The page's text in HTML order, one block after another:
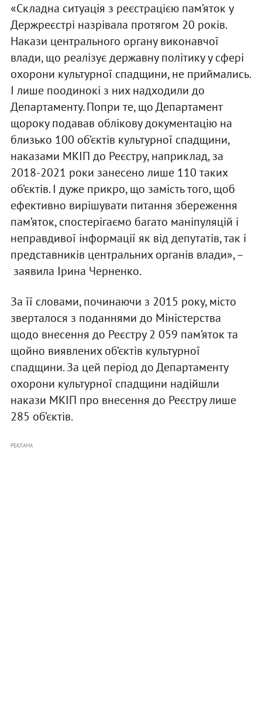
«Складна ситуація з реєстрацією пам’яток у
Держреєстрі назрівала протягом 20 років.
Накази центрального органу виконавчої
влади, що реалізує державну політику у сфері
охорони культурної спадщини, не приймались.
І лише поодинокі з них надходили до
Департаменту. Попри те, що Департамент
щороку подавав облікову документацію на
близько 100 об’єктів культурної спадщини,
наказами МКІП до Реєстру, наприклад, за
2018-2021 роки занесено лише 110 таких
об’єктів. І дуже прикро, що замість того, щоб
ефективно вирішувати питання збереження
пам’яток, спостерігаємо багато маніпуляцій і
неправдивої інформації як від депутатів, так і
представників центральних органів влади», –
заявила Ірина Черненко.
За її словами, починаючи з 2015 року, місто
зверталося з поданнями до Міністерства
щодо внесення до Реєстру 2 059 пам’яток та
щойно виявлених об’єктів культурної
спадщини. За цей період до Департаменту
охорони культурної спадщини надійшли
накази МКІП про внесення до Реєстру лише
285 об’єктів.
РЕКЛАМА